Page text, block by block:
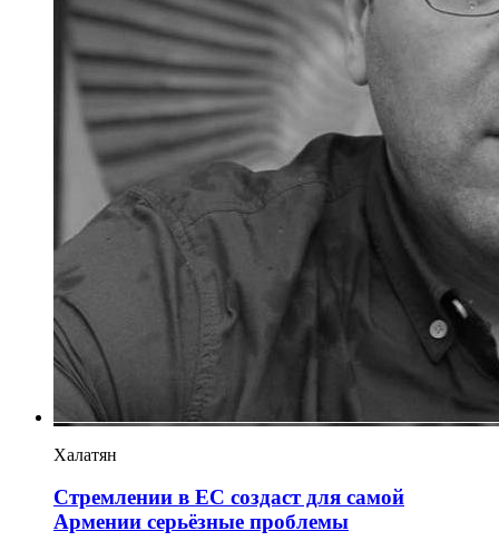
Халатян
Стремлении в ЕС создаст для самой
Армении серьёзные проблемы